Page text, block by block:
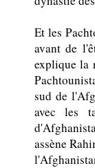
Et les
avant de
explique la
sud de
avec les
assène